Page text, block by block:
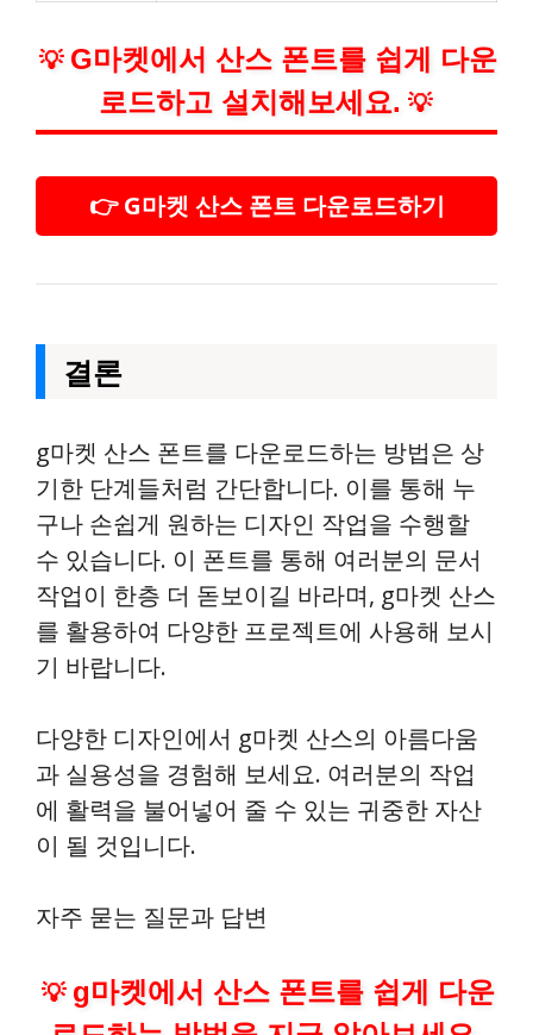
💡 G마켓에서 산스 폰트를 쉽게 다운
로드하고 설치해보세요. 💡
👉 G마켓 산스 폰트 다운로드하기
결론
g마켓 산스 폰트를 다운로드하는 방법은 상
기한 단계들처럼 간단합니다. 이를 통해 누
구나 손쉽게 원하는 디자인 작업을 수행할
수 있습니다. 이 폰트를 통해 여러분의 문서
작업이 한층 더 돋보이길 바라며, g마켓 산스
를 활용하여 다양한 프로젝트에 사용해 보시
기 바랍니다.
다양한 디자인에서 g마켓 산스의 아름다움
과 실용성을 경험해 보세요. 여러분의 작업
에 활력을 불어넣어 줄 수 있는 귀중한 자산
이 될 것입니다.
자주 묻는 질문과 답변
💡 g마켓에서 산스 폰트를 쉽게 다운